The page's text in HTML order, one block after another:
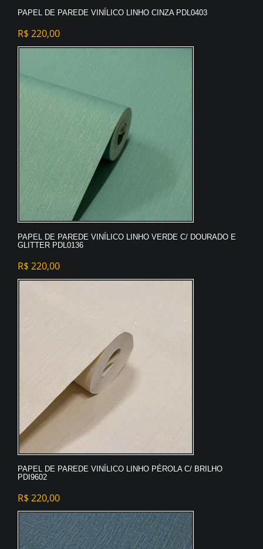
PAPEL DE PAREDE VINÍLICO LINHO CINZA PDL0403
R$ 220,00
PAPEL DE PAREDE VINÍLICO LINHO VERDE C/ DOURADO E
GLITTER PDL0136
R$ 220,00
PAPEL DE PAREDE VINÍLICO LINHO PÉROLA C/ BRILHO
PDI9602
R$ 220,00